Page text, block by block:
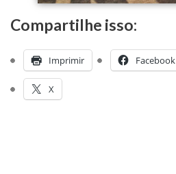
Compartilhe isso:
Imprimir Facebook
X